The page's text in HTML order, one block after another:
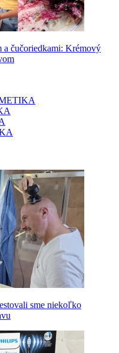
a čučoriedkami: Krémový
sme niekoľko